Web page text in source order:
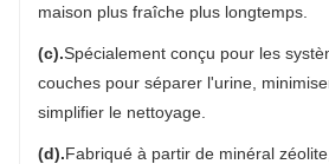
maison plus fraîche plus longtemps.
(c).Spécialement conçu pour les
couches pour séparer l'urine,
simplifier le nettoyage.
(d).Fabriqué à partir de minéral